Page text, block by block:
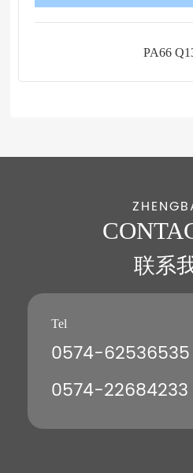
PA66
联系
Tel
0574-62536535
0574-22684233